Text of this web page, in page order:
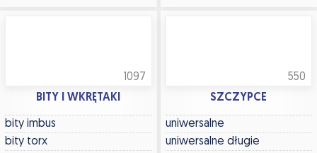
1097
BITY I WKRĘTAKI
bity imbus
bity torx
550
SZCZYPCE
uniwersalne
uniwersalne długie